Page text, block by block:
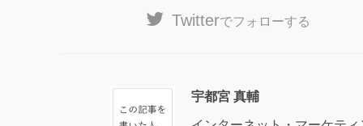
Twitterでフォローする
宇都宮 真輔